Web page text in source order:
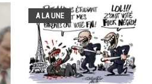
A LA UNE